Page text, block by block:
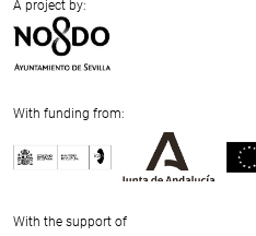
A project by:
With funding from:
Next
With the support of